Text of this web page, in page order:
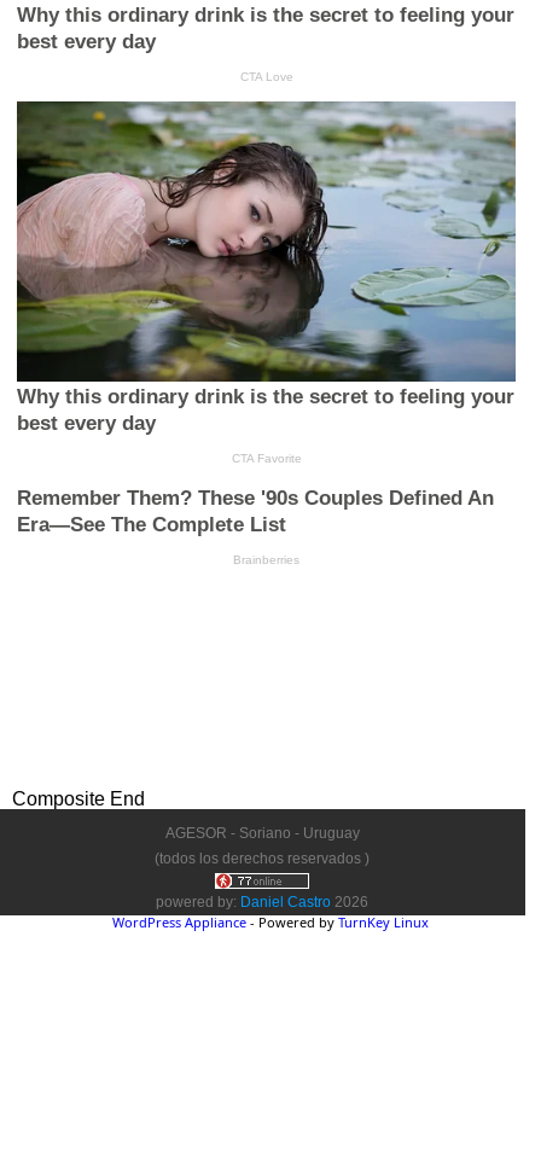
Composite End
AGESOR - Soriano - Uruguay
(todos los derechos reservados )
powered by: Daniel Castro 2026
WordPress Appliance - Powered by TurnKey Linux